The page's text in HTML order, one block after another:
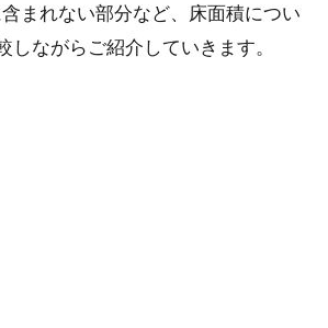
まれない部分など、床面積につい
しながらご紹介していきます。